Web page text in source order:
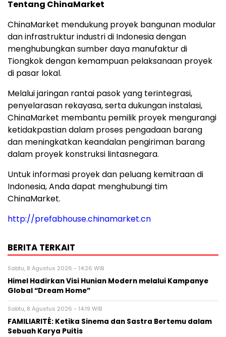
Tentang ChinaMarket
ChinaMarket mendukung proyek bangunan modular
dan infrastruktur industri di Indonesia dengan
menghubungkan sumber daya manufaktur di
Tiongkok dengan kemampuan pelaksanaan proyek
di pasar lokal.
Melalui jaringan rantai pasok yang terintegrasi,
penyelarasan rekayasa, serta dukungan instalasi,
ChinaMarket membantu pemilik proyek mengurangi
ketidakpastian dalam proses pengadaan barang
dan meningkatkan keandalan pengiriman barang
dalam proyek konstruksi lintasnegara.
Untuk informasi proyek dan peluang kemitraan di
Indonesia, Anda dapat menghubungi tim
ChinaMarket.
http://prefabhouse.chinamarket.cn
BERITA TERKAIT
Sabtu, 8 Agustus 2026 - 14:26 WIB
Himel Hadirkan Visi Hunian Modern melalui Kampanye
Global “Dream Home”
Sabtu, 8 Agustus 2026 - 14:19 WIB
FAMILIARITÉ: Ketika Sinema dan Sastra Bertemu dalam
Sebuah Karya Puitis